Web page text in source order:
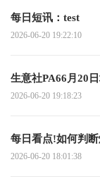
每日短讯：test
2026-06-20 19:22:10
生意社PA66月20
2026-06-20 19:18:23
每日看点!如何判
2026-06-20 18:01:38